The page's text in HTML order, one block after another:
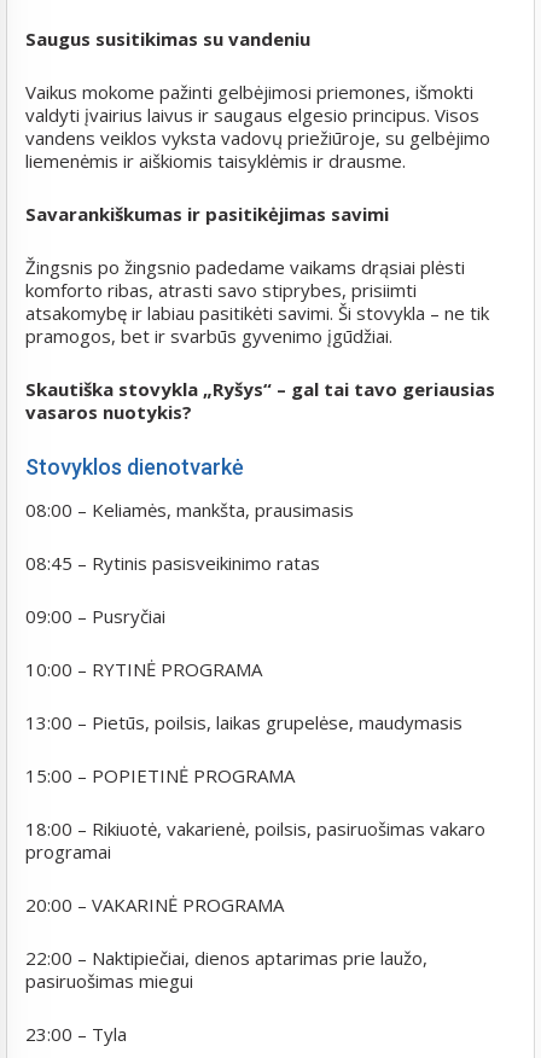
Saugus susitikimas su vandeniu
Vaikus mokome pažinti gelbėjimosi priemones, išmokti
valdyti įvairius laivus ir saugaus elgesio principus. Visos
vandens veiklos vyksta vadovų priežiūroje, su gelbėjimo
liemenėmis ir aiškiomis taisyklėmis ir drausme.
Savarankiškumas ir pasitikėjimas savimi
Žingsnis po žingsnio padedame vaikams drąsiai plėsti
komforto ribas, atrasti savo stiprybes, prisiimti
atsakomybę ir labiau pasitikėti savimi. Ši stovykla – ne tik
pramogos, bet ir svarbūs gyvenimo įgūdžiai.
Skautiška stovykla „Ryšys“ – gal tai tavo geriausias
vasaros nuotykis?
Stovyklos dienotvarkė
08:00 – Keliamės, mankšta, prausimasis
08:45 – Rytinis pasisveikinimo ratas
09:00 – Pusryčiai
10:00 – RYTINĖ PROGRAMA
13:00 – Pietūs, poilsis, laikas grupelėse, maudymasis
15:00 – POPIETINĖ PROGRAMA
18:00 – Rikiuotė, vakarienė, poilsis, pasiruošimas vakaro
programai
20:00 – VAKARINĖ PROGRAMA
22:00 – Naktipiečiai, dienos aptarimas prie laužo,
pasiruošimas miegui
23:00 – Tyla